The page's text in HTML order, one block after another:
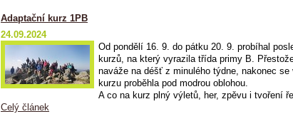
Adaptační kurz 1PB
24.09.2024
Od pondělí 16. 9. do pátku 20. 9. probíhal
kurzů, na který vyrazila třída primy B.
naváže na déšť z minulého týdne, nakonec
kurzu proběhla pod modrou oblohou.
A co na kurz plný výletů, her, zpěvu i tvoření
Celý článek